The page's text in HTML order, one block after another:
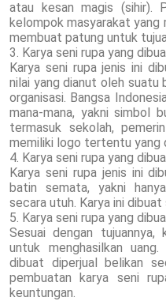
atau kesan magis (sihir).
kelompok masyarakat
membuat patung untuk
3. Karya seni rupa yang
Karya seni rupa jenis ini
nilai yang dianut oleh
organisasi. Bangsa
mana-mana, yakni simbol
termasuk sekolah,
memiliki logo tertentu yang
4. Karya seni rupa yang
Karya seni rupa jenis ini
batin semata, yakni
secara utuh. Karya ini dibuat
5. Karya seni rupa yang
Sesuai dengan
untuk menghasilkan
dibuat diperjual belikan
pembuatan karya seni
keuntungan.